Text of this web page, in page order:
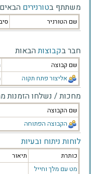
משתתף בטורנירים הבאים
שם הטורניר
חבר בקבוצותהבאות
שם קבוצה
אליצור פתח תקוה
מחכות / נשלחו הזמנות
שם הקבוצה
הקבוצה הפתוחה
לוחות ניתוח ובעיות
כותרת תיאור
מט עם מלך וחייל